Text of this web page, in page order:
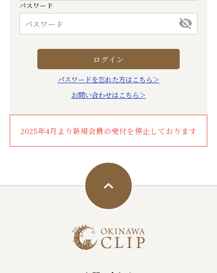
パスワード
パスワードを忘れた方はこちら＞
お問い合わせはこちら＞
2025年4月より新規会員の受付を停止しております